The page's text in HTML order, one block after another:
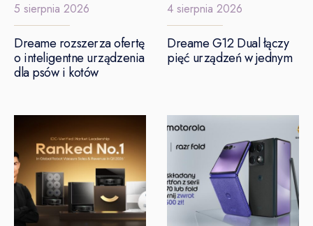
5 sierpnia 2026
Dreame rozszerza ofertę
o inteligentne urządzenia
dla psów i kotów
4 sierpnia 2026
Dreame G12 Dual łączy
pięć urządzeń w jednym